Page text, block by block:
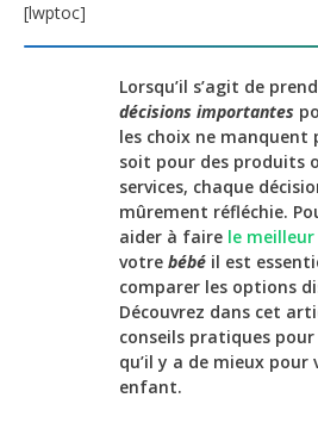
[lwptoc]
Lorsqu’il s’agit de
décisions importantes
les choix ne manquent
soit pour des produits
services, chaque
mûrement réfléchie.
aider à faire le
votre bébé il est
comparer les options
Découvrez dans cet
conseils pratiques pour
qu’il y a de mieux pour
enfant.